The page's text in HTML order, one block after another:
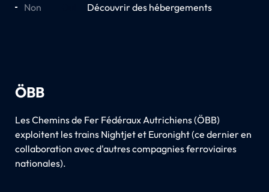
Non Découvrir des hébergements
ÖBB
Les Chemins de Fer Fédéraux Autrichiens (ÖBB)
exploitent les trains Nightjet et Euronight (ce dernier en
collaboration avec d'autres compagnies ferroviaires
nationales).